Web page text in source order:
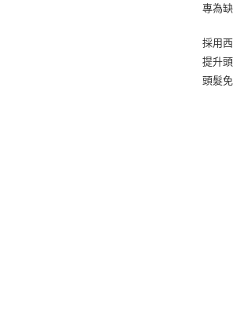
專為
採用
提升
頭髮